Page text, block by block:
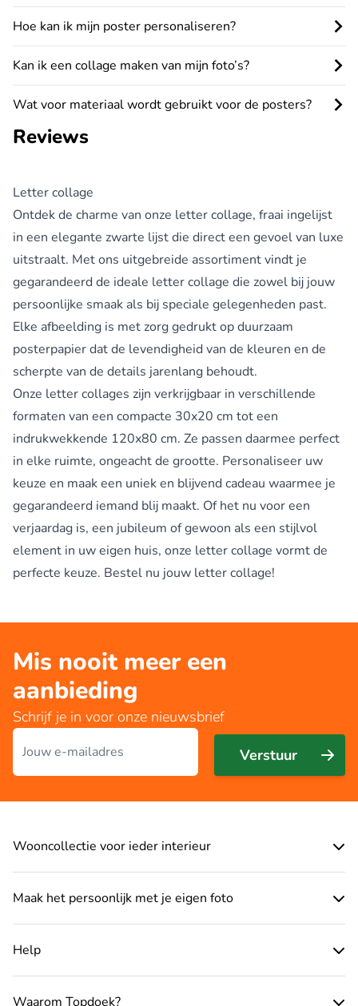
Hoe kan ik mijn poster personaliseren?
Kan ik een collage maken van mijn foto’s?
Wat voor materiaal wordt gebruikt voor de posters?
Reviews
Letter collage
Ontdek de charme van onze letter collage, fraai ingelijst
in een elegante zwarte lijst die direct een gevoel van luxe
uitstraalt. Met ons uitgebreide assortiment vindt je
gegarandeerd de ideale letter collage die zowel bij jouw
persoonlijke smaak als bij speciale gelegenheden past.
Elke afbeelding is met zorg gedrukt op duurzaam
posterpapier dat de levendigheid van de kleuren en de
scherpte van de details jarenlang behoudt.
Onze letter collages zijn verkrijgbaar in verschillende
formaten van een compacte 30x20 cm tot een
indrukwekkende 120x80 cm. Ze passen daarmee perfect
in elke ruimte, ongeacht de grootte. Personaliseer uw
keuze en maak een uniek en blijvend cadeau waarmee je
gegarandeerd iemand blij maakt. Of het nu voor een
verjaardag is, een jubileum of gewoon als een stijlvol
element in uw eigen huis, onze letter collage vormt de
perfecte keuze. Bestel nu jouw letter collage!
Mis nooit meer een
aanbieding
Schrijf je in voor onze nieuwsbrief
E-mailadres
Verstuur
Wooncollectie voor ieder interieur
Maak het persoonlijk met je eigen foto
Help
Waarom Topdoek?